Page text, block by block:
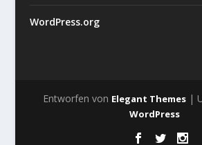
WordPress.org
Entworfen von Elegant Themes|
WordPress